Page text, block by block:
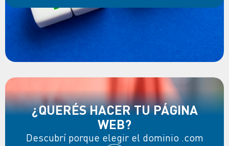
¿QUERÉS HACER TU PÁGINA
WEB?
Descubrí porque elegir el dominio .com